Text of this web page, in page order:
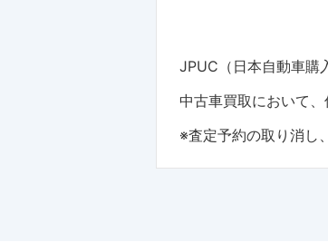
JPUC（日本自動車購
中古車買取において
※査定予約の取り消し